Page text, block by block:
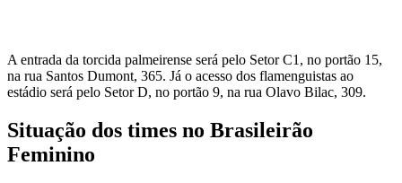
A entrada da torcida palmeirense será pelo Setor C1, no portão 15,
na rua Santos Dumont, 365. Já o acesso dos flamenguistas ao
estádio será pelo Setor D, no portão 9, na rua Olavo Bilac, 309.
Situação dos times no Brasileirão
Feminino